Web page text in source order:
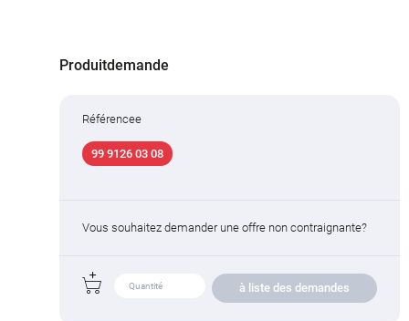
Produitdemande
Référencee
99 9126 03 08
Vous souhaitez demander une offre non contraignante?
à liste des demandes